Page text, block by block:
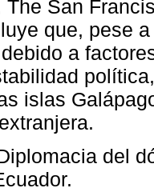
The San
que, pese
a
islas
del